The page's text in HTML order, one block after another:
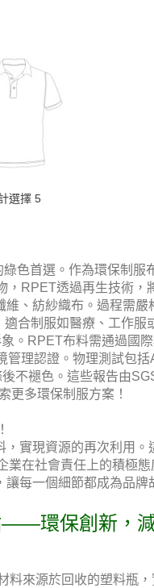
選擇 5
色首選。作為環保制服
RPET透過再生技術，
、紡紗織布。過程需嚴
合制服如醫療、工作服
。RPET布料需通過國
管理認證。物理測試包
不褪色。這些報告由
更多環保制服方案！
實現資源的再次利用。
業在社會責任上的積極
每一個細節都成為品牌
——環保創新，
料來源於回收的塑料瓶